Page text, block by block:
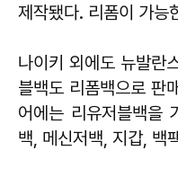
제작됐다. 리폼이 가능
나이키 외에도 뉴발란
블백도 리폼백으로 판
어에는 리유저블백을
백, 메신저백, 지갑, 백